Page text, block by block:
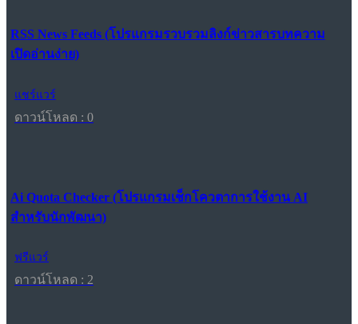
RSS News Feeds (โปรแกรมรวบรวมลิงก์ข่าวสารบทความ
เปิดอ่านง่าย)
แชร์แวร์
ดาวน์โหลด : 0
Ai Quota Checker (โปรแกรมเช็กโควตาการใช้งาน AI
สำหรับนักพัฒนา)
ฟรีแวร์
ดาวน์โหลด : 2